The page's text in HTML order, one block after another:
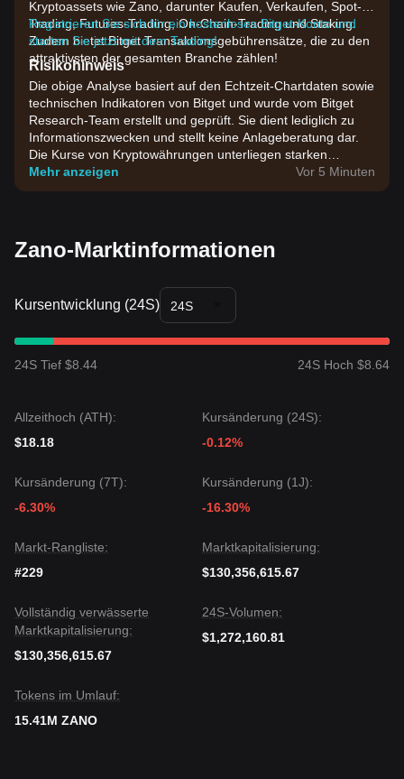
Kryptoassets wie Zano, darunter Kaufen, Verkaufen, Spot-
Trading, Futures-Trading, On-Chain-Trading und Staking.
Zudem bietet Bitget Transaktionsgebührensätze, die zu den
attraktivsten der gesamten Branche zählen!
Registrieren Sie sich für ein kostenloses Bitget-Konto und
starten Sie jetzt mit dem Trading!
Risikohinweis
Die obige Analyse basiert auf den Echtzeit-Chartdaten sowie
technischen Indikatoren von Bitget und wurde vom Bitget
Research-Team erstellt und geprüft. Sie dient lediglich zu
Informationszwecken und stellt keine Anlageberatung dar.
Die Kurse von Kryptowährungen unterliegen starken
Schwankungen. Bitte treffen Sie Investmententscheidungen
entsprechend Ihrer eigenen Risikobereitschaft.
Mehr anzeigen Vor 5 Minuten
Zano-Marktinformationen
Kursentwicklung (24S) 24S
24S Tief $8.44 24S Hoch $8.64
Allzeithoch (ATH):
$18.18
Kursänderung (24S):
-0.12%
Kursänderung (7T):
-6.30%
Kursänderung (1J):
-16.30%
Markt-Rangliste:
#229
Marktkapitalisierung:
$130,356,615.67
Vollständig verwässerte
Marktkapitalisierung:
$130,356,615.67
24S-Volumen:
$1,272,160.81
Tokens im Umlauf:
15.41M ZANO